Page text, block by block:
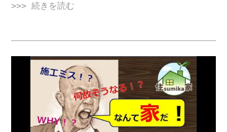
>>> 続きを読む